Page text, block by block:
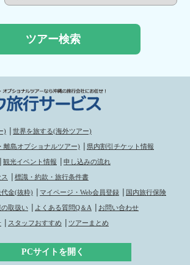
) 世界を旅する(海外ツアー)
離島オプショナルツアー) 県内割引チケット情報
観光イベント情報 申し込みの流れ
標識・約款・旅行条件書
代金(抜粋) マイページ・Web会員登録 国内旅行保険
取扱い よくある質問Q＆A お問い合わせ
スタッフおすすめ ツアーまとめ
PCサイトを開く